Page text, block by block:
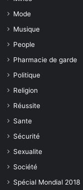
Mode
Musique
People
Pharmacie de garde
Politique
Religion
Réussite
Sante
Sécurité
Sexualite
Société
Spécial Mondial 2018